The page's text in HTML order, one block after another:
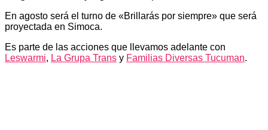
En agosto será el turno de «Brillarás por siempre» que será
proyectada en Simoca.
Es parte de las acciones que llevamos adelante con
Leswarmi, La Grupa Trans y Familias Diversas Tucuman.